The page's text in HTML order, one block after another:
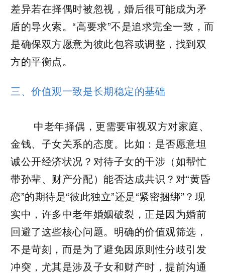
差异若在择偶时被忽视，婚后很可能成为矛
盾的导火索。“高要求”不是追求完全一致，而
是确保双方愿意为彼此包容或调整，找到双
方的平衡点。
三、价值观一致是长期稳定的基础
中老年择偶，更需要审视双方对家庭、
金钱、子女关系的态度。比如：是否愿意坦
诚公开经济状况？对待子女的干涉（如帮忙
带孙辈、财产分配）能否达成共识？对“黄昏
恋”的期待是“彼此独立”还是“紧密捆绑”？现
实中，许多中老年婚姻破裂，正是因为婚前
回避了这些核心问题。明确的价值观筛选，
不是苛刻，而是为了避免因原则性分歧引发
冲突，尤其是涉及子女和财产时，提前沟通